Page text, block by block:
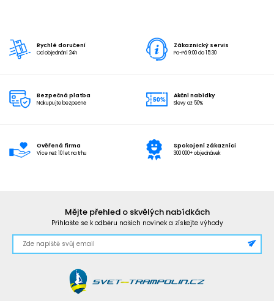
Rychlé doručení
Od objednání 24h
Zákaznický servis
Po-Pá 9:00 do 15:30
Bezpečná platba
Nakupujte bezpečně
Akční nabídky
Slevy až 50%
Ověřená firma
Více než 10 let na trhu
Spokojení zákazníci
300 000+ objednávek
Mějte přehled o skvělých nabídkách
Přihlašte se k odběru našich novinek a získejte výhody